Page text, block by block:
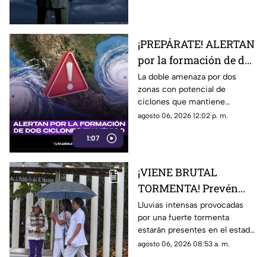
1:07
¡PREPÁRATE! ALERTAN
por la formación de dos
ciclones en México
¿Veracruz está en
RIESGO?
La doble amenaza por dos
zonas con potencial de
ciclones que mantiene
vigilancia en México; la doble
agosto 06, 2026 12:02 p. m.
¡VIENE BRUTAL
TORMENTA! Prevén
lluvias fuertes para
Veracruz a partir de
este día
Lluvias intensas provocadas
por una fuerte tormenta
estarán presentes en el estado
de Veracruz; aquí te damos los
agosto 06, 2026 08:53 a. m.